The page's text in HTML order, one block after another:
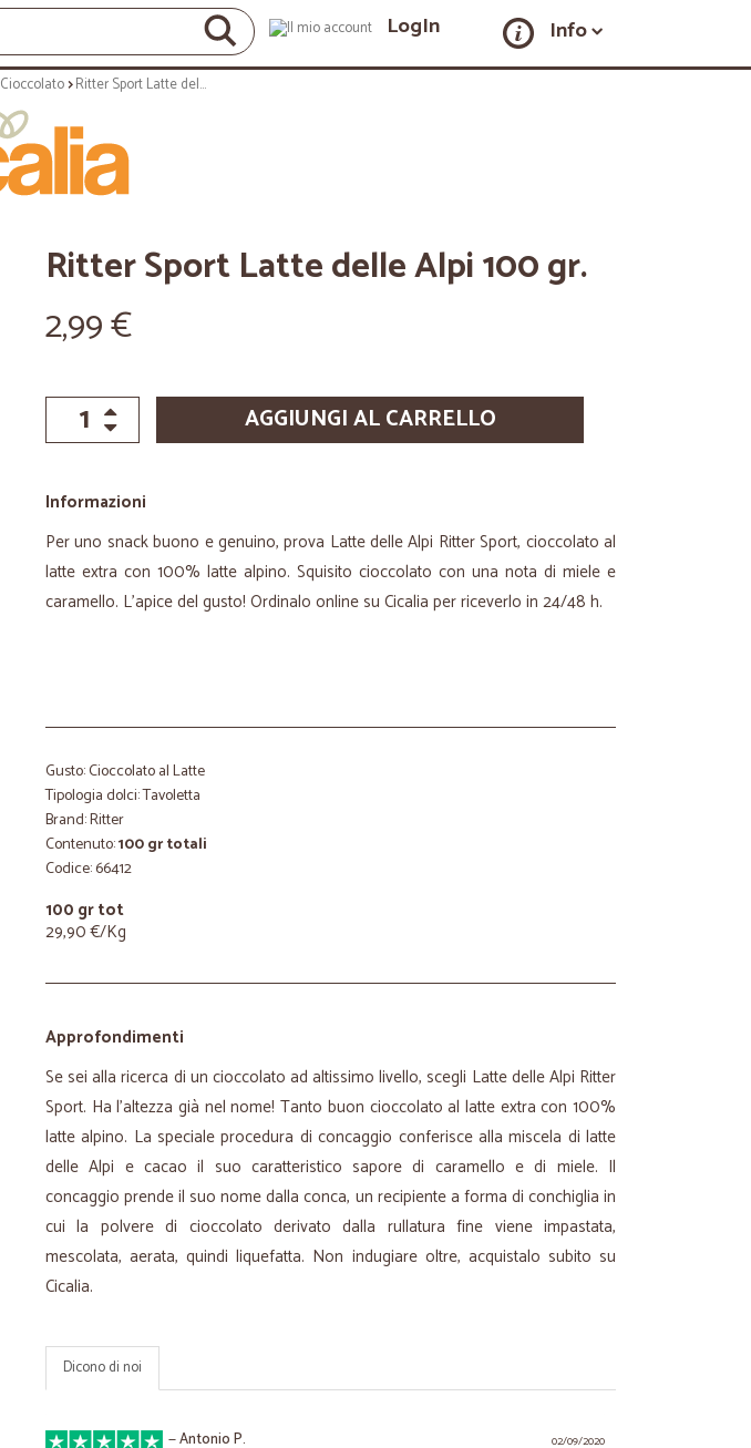
LogIn Info
Cioccolato Ritter Sport Latte delle Alpi 100 gr.
Ritter Sport Latte delle Alpi 100 gr.
2,99 €
AGGIUNGI AL CARRELLO
Informazioni
Per uno snack buono e genuino, prova Latte delle Alpi Ritter Sport, cioccolato al
latte extra con 100% latte alpino. Squisito cioccolato con una nota di miele e
caramello. L’apice del gusto! Ordinalo online su Cicalia per riceverlo in 24/48 h.
Gusto: Cioccolato al Latte
Tipologia dolci: Tavoletta
Brand: Ritter
Contenuto:100 gr totali
Codice: 66412
100 gr tot
29,90 €/Kg
Approfondimenti
Se sei alla ricerca di un cioccolato ad altissimo livello, scegli Latte delle Alpi Ritter
Sport. Ha l’altezza già nel nome! Tanto buon cioccolato al latte extra con 100%
latte alpino. La speciale procedura di concaggio conferisce alla miscela di latte
delle Alpi e cacao il suo caratteristico sapore di caramello e di miele. Il
concaggio prende il suo nome dalla conca, un recipiente a forma di conchiglia in
cui la polvere di cioccolato derivato dalla rullatura fine viene impastata,
mescolata, aerata, quindi liquefatta. Non indugiare oltre, acquistalo subito su
Cicalia.
Dicono di noi
02/09/2020
—Antonio P.